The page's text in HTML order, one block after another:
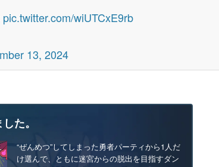
pic.twitter.com/wiUTCxE9rb
13, 2024
た。
“ぜんめつ”してしまった勇者パーティから1人だ
け選んで、ともに迷宮からの脱出を目指すダン